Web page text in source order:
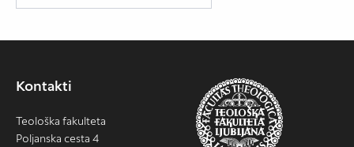
Kontakti
Teološka fakulteta
Poljanska cesta 4